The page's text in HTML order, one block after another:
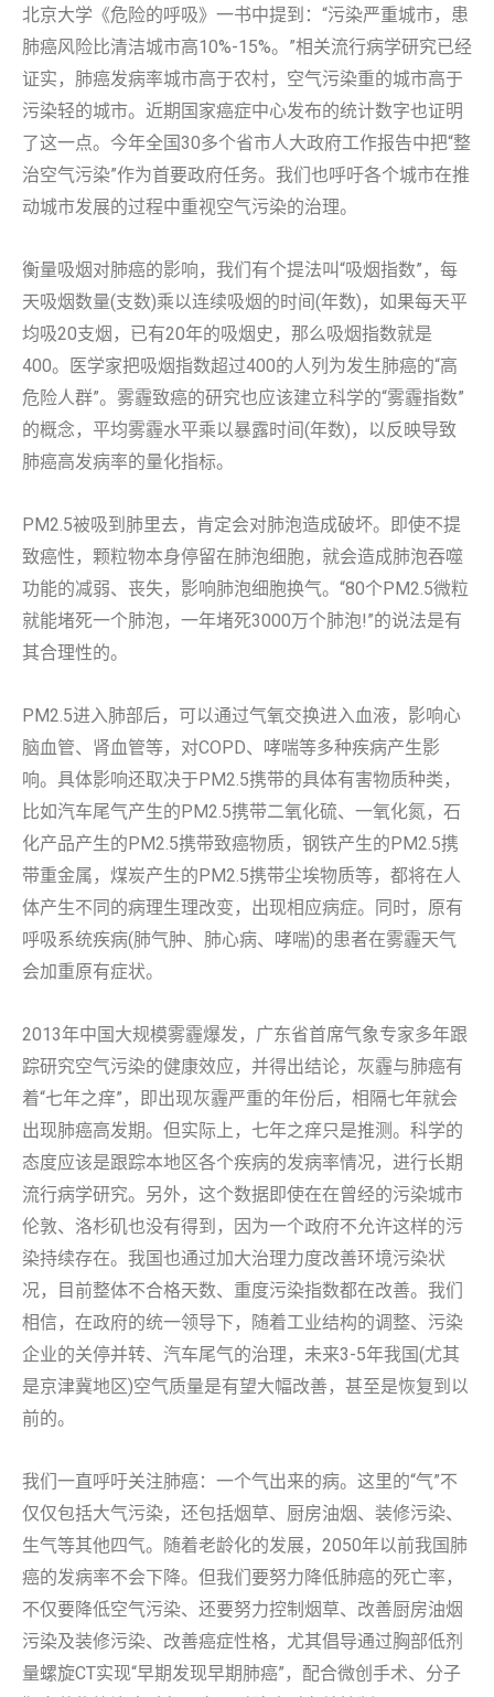
北京大学《危险的呼吸》一书中提到：“污染严重城市，患
肺癌风险比清洁城市高10%-15%。”相关流行病学研究已经
证实，肺癌发病率城市高于农村，空气污染重的城市高于
污染轻的城市。近期国家癌症中心发布的统计数字也证明
了这一点。今年全国30多个省市人大政府工作报告中把“整
治空气污染”作为首要政府任务。我们也呼吁各个城市在推
动城市发展的过程中重视空气污染的治理。
衡量吸烟对肺癌的影响，我们有个提法叫“吸烟指数”，每
天吸烟数量(支数)乘以连续吸烟的时间(年数)，如果每天平
均吸20支烟，已有20年的吸烟史，那么吸烟指数就是
400。医学家把吸烟指数超过400的人列为发生肺癌的“高
危险人群”。雾霾致癌的研究也应该建立科学的“雾霾指数”
的概念，平均雾霾水平乘以暴露时间(年数)，以反映导致
肺癌高发病率的量化指标。
PM2.5被吸到肺里去，肯定会对肺泡造成破坏。即使不提
致癌性，颗粒物本身停留在肺泡细胞，就会造成肺泡吞噬
功能的减弱、丧失，影响肺泡细胞换气。“80个PM2.5微粒
就能堵死一个肺泡，一年堵死3000万个肺泡!”的说法是有
其合理性的。
PM2.5进入肺部后，可以通过气氧交换进入血液，影响心
脑血管、肾血管等，对COPD、哮喘等多种疾病产生影
响。具体影响还取决于PM2.5携带的具体有害物质种类，
比如汽车尾气产生的PM2.5携带二氧化硫、一氧化氮，石
化产品产生的PM2.5携带致癌物质，钢铁产生的PM2.5携
带重金属，煤炭产生的PM2.5携带尘埃物质等，都将在人
体产生不同的病理生理改变，出现相应病症。同时，原有
呼吸系统疾病(肺气肿、肺心病、哮喘)的患者在雾霾天气
会加重原有症状。
2013年中国大规模雾霾爆发，广东省首席气象专家多年跟
踪研究空气污染的健康效应，并得出结论，灰霾与肺癌有
着“七年之痒”，即出现灰霾严重的年份后，相隔七年就会
出现肺癌高发期。但实际上，七年之痒只是推测。科学的
态度应该是跟踪本地区各个疾病的发病率情况，进行长期
流行病学研究。另外，这个数据即使在在曾经的污染城市
伦敦、洛杉矶也没有得到，因为一个政府不允许这样的污
染持续存在。我国也通过加大治理力度改善环境污染状
况，目前整体不合格天数、重度污染指数都在改善。我们
相信，在政府的统一领导下，随着工业结构的调整、污染
企业的关停并转、汽车尾气的治理，未来3-5年我国(尤其
是京津冀地区)空气质量是有望大幅改善，甚至是恢复到以
前的。
我们一直呼吁关注肺癌：一个气出来的病。这里的“气”不
仅仅包括大气污染，还包括烟草、厨房油烟、装修污染、
生气等其他四气。随着老龄化的发展，2050年以前我国肺
癌的发病率不会下降。但我们要努力降低肺癌的死亡率，
不仅要降低空气污染、还要努力控制烟草、改善厨房油烟
污染及装修污染、改善癌症性格，尤其倡导通过胸部低剂
量螺旋CT实现“早期发现早期肺癌”，配合微创手术、分子